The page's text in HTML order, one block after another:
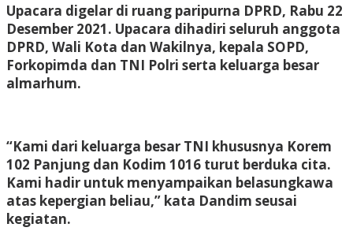
Upacara digelar di ruang paripurna DPRD, Rabu 22
Desember 2021. Upacara dihadiri seluruh anggota
DPRD, Wali Kota dan Wakilnya, kepala SOPD,
Forkopimda dan TNI Polri serta keluarga besar
almarhum.
“Kami dari keluarga besar TNI khususnya Korem
102 Panjung dan Kodim 1016 turut berduka cita.
Kami hadir untuk menyampaikan belasungkawa
atas kepergian beliau,” kata Dandim seusai
kegiatan.